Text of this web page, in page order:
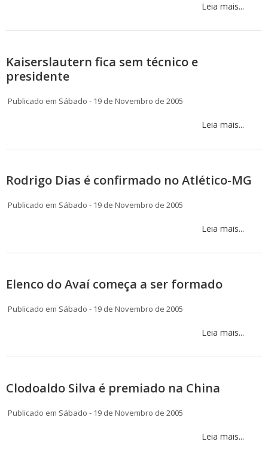
Leia mais...
Kaiserslautern fica sem técnico e
presidente
Publicado em Sábado - 19 de Novembro de 2005
Leia mais...
Rodrigo Dias é confirmado no Atlético-MG
Publicado em Sábado - 19 de Novembro de 2005
Leia mais...
Elenco do Avaí começa a ser formado
Publicado em Sábado - 19 de Novembro de 2005
Leia mais...
Clodoaldo Silva é premiado na China
Publicado em Sábado - 19 de Novembro de 2005
Leia mais...